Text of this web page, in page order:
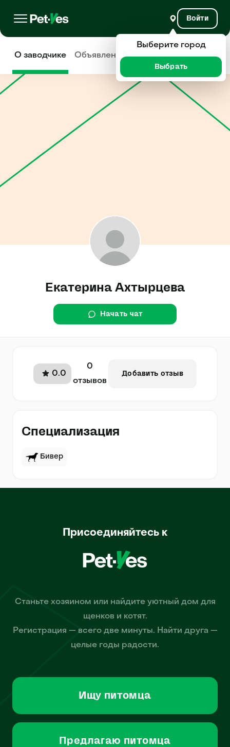
Войти
О заводчике Объявления Отзывы
Екатерина Ахтырцева
Начать чат
0.0
0
отзывов
Добавить отзыв
Специализация
Бивер
Присоединяйтесь к
Станьте хозяином или найдите уютный дом для
щенков и котят.
Регистрация — всего две минуты. Найти друга —
целые годы радости.
Ищу питомца
Предлагаю питомца
Выберите город
Выбрать